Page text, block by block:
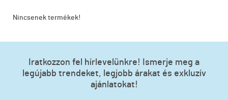
Nincsenek termékek!
Iratkozzon fel hírlevelünkre! Ismerje meg a
legújabb trendeket, legjobb árakat és exkluzív
ajánlatokat!